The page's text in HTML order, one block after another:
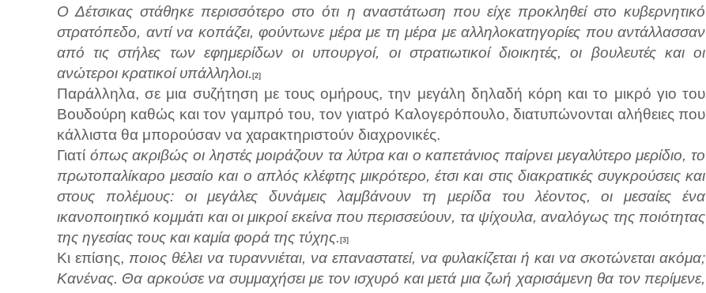
Ο Δέτσικας στάθηκε περισσότερο στο ότι η αναστάτωση που είχε προκληθεί στο κυβερνητικό
στρατόπεδο, αντί να κοπάζει, φούντωνε μέρα με τη μέρα με αλληλοκατηγορίες που αντάλλασσαν
από τις στήλες των εφημερίδων οι υπουργοί, οι στρατιωτικοί διοικητές, οι βουλευτές και οι
ανώτεροι κρατικοί υπάλληλοι. [2]
Παράλληλα, σε μια συζήτηση με τους ομήρους, την μεγάλη δηλαδή κόρη και το μικρό γιο του
Βουδούρη καθώς και τον γαμπρό του, τον γιατρό Καλογερόπουλο, διατυπώνονται αλήθειες που
κάλλιστα θα μπορούσαν να χαρακτηριστούν διαχρονικές.
Γιατί όπως ακριβώς οι ληστές μοιράζουν τα λύτρα και ο καπετάνιος παίρνει μεγαλύτερο μερίδιο, το
πρωτοπαλίκαρο μεσαίο και ο απλός κλέφτης μικρότερο, έτσι και στις διακρατικές συγκρούσεις και
στους πολέμους: οι μεγάλες δυνάμεις λαμβάνουν τη μερίδα του λέοντος, οι μεσαίες ένα
ικανοποιητικό κομμάτι και οι μικροί εκείνα που περισσεύουν, τα ψίχουλα, αναλόγως της ποιότητας
της ηγεσίας τους και καμία φορά της τύχης. [3]
Κι επίσης, ποιος θέλει να τυραννιέται, να επαναστατεί, να φυλακίζεται ή και να σκοτώνεται ακόμα;
Κανένας. Θα αρκούσε να συμμαχήσει με τον ισχυρό και μετά μια ζωή χαρισάμενη θα τον περίμενε,